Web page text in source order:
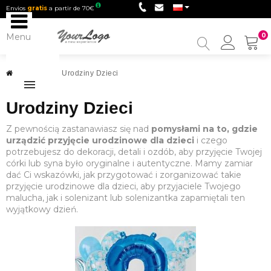
Envios gratis a partir de 70€
0
My
Menu
Urodziny Dzieci
Urodziny Dzieci
Z pewnością zastanawiasz się nad pomysłami na to, gdzie
urządzić przyjęcie urodzinowe dla dzieci i czego
potrzebujesz do dekoracji, detali i ozdób, aby przyjęcie Twojej
córki lub syna było oryginalne i autentyczne. Mamy zamiar
dać Ci wskazówki, jak przygotować i zorganizować takie
przyjęcie urodzinowe dla dzieci, aby przyjaciele Twojego
malucha, jak i solenizant lub solenizantka zapamiętali ten
wyjątkowy dzień.
Kiedy jesteś dzieckiem nie jesteś świadomy czasu, nie masz
kontroli nad dniami i nie jesteś jeszcze bardzo świadomy
uroczystości. Jednak kiedy rodzice powtarzają w kółko
dziecku, że niedługo będą urodziny ich pociechy, wydaje się,